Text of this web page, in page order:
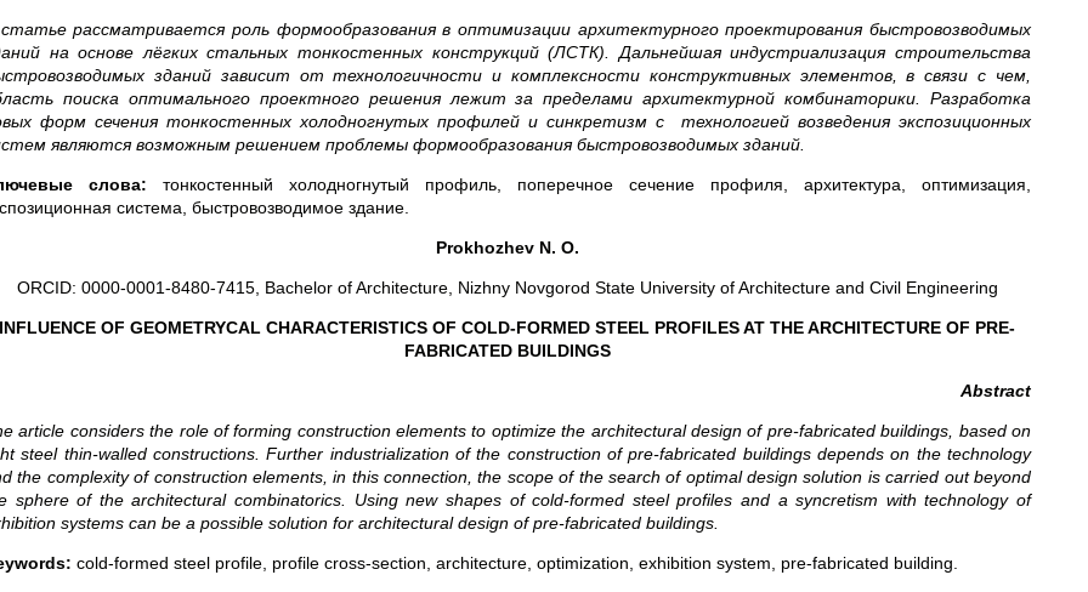
рассматривается роль формообразования в оптимизации архитектурного проектирования быстровозводимых
на основе лёгких стальных тонкостенных конструкций (ЛСТК). Дальнейшая индустриализация строительства
зданий зависит от технологичности и комплексности конструктивных элементов, в связи с чем,
поиска оптимального проектного решения лежит за пределами архитектурной комбинаторики. Разработка
форм сечения тонкостенных холодногнутых профилей и синкретизм с технологией возведения экспозиционных
являются возможным решением проблемы формообразования быстровозводимых зданий.
слова: тонкостенный холодногнутый профиль, поперечное сечение профиля, архитектура, оптимизация,
система, быстровозводимое здание.
Prokhozhev N. O.
ORCID: 0000-0001-8480-7415, Bachelor of Architecture, Nizhny Novgorod State University of Architecture and Civil Engineering
INFLUENCE OF GEOMETRYCAL CHARACTERISTICS OF COLD-FORMED STEEL PROFILES AT THE ARCHITECTURE OF PRE-
FABRICATED BUILDINGS
Abstract
article considers the role of forming construction elements to optimize the architectural design of pre-fabricated buildings, based on
steel thin-walled constructions. Further industrialization of the construction of pre-fabricated buildings depends on the technology
the complexity of construction elements, in this connection, the scope of the search of optimal design solution is carried out beyond
sphere of the architectural combinatorics. Using new shapes of cold-formed steel profiles and a syncretism with technology of
systems can be a possible solution for architectural design of pre-fabricated buildings.
cold-formed steel profile, profile cross-section, architecture, optimization, exhibition system, pre-fabricated building.